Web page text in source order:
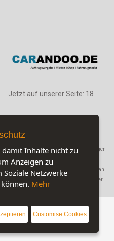
Jetzt auf unserer Seite: 18
Namen und Warenbezeichnungen
Firmen.
AGB Datenschutzerklärung
an.
Schäden, die durch den Gebrauch dieser
Inhalte nicht zu
Anzeigen zu
Netzwerke
Mehr
Customise Cookies